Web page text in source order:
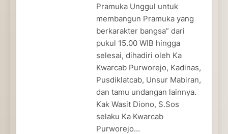
Pramuka Unggul untuk
membangun Pramuka yang
berkarakter bangsa” dari
pukul 15.00 WIB hingga
selesai, dihadiri oleh Ka
Kwarcab Purworejo, Kadinas,
Pusdiklatcab, Unsur Mabiran,
dan tamu undangan lainnya.
Kak Wasit Diono, S.Sos
selaku Ka Kwarcab
Purworejo…